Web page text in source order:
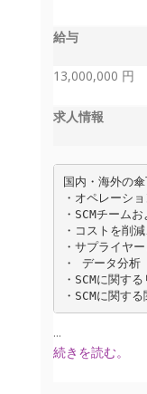
給与
13,000,000 円
求人情報
国内・海外の
・オペレーシ
・SCMチーム
・コストを削
・サプライヤ
・ データ分析
・SCMに関す
・SCMに関す
...
続きを読む。